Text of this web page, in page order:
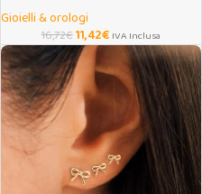
Gioielli & orologi
16,72€11,42€ IVA Inclusa